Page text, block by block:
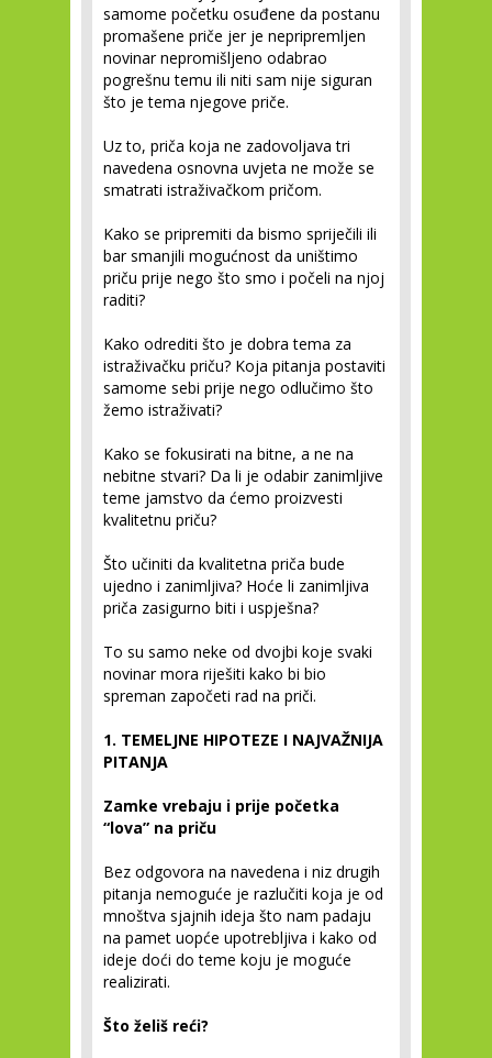
samome početku osuđene da postanu
promašene priče jer je nepripremljen
novinar nepromišljeno odabrao
pogrešnu temu ili niti sam nije siguran
što je tema njegove priče.
Uz to, priča koja ne zadovoljava tri
navedena osnovna uvjeta ne može se
smatrati istraživačkom pričom.
Kako se pripremiti da bismo spriječili ili
bar smanjili mogućnost da uništimo
priču prije nego što smo i počeli na njoj
raditi?
Kako odrediti što je dobra tema za
istraživačku priču? Koja pitanja postaviti
samome sebi prije nego odlučimo što
žemo istraživati?
Kako se fokusirati na bitne, a ne na
nebitne stvari? Da li je odabir zanimljive
teme jamstvo da ćemo proizvesti
kvalitetnu priču?
Što učiniti da kvalitetna priča bude
ujedno i zanimljiva? Hoće li zanimljiva
priča zasigurno biti i uspješna?
To su samo neke od dvojbi koje svaki
novinar mora riješiti kako bi bio
spreman započeti rad na priči.
1. TEMELJNE HIPOTEZE I NAJVAŽNIJA
PITANJA
Zamke vrebaju i prije početka
“lova” na priču
Bez odgovora na navedena i niz drugih
pitanja nemoguće je razlučiti koja je od
mnoštva sjajnih ideja što nam padaju
na pamet uopće upotrebljiva i kako od
ideje doći do teme koju je moguće
realizirati.
Što želiš reći?